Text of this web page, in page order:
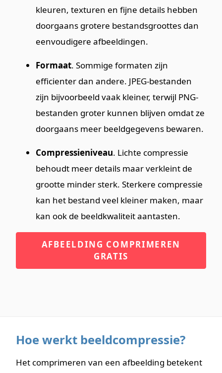
kleuren, texturen en fijne details hebben
doorgaans grotere bestandsgroottes dan
eenvoudigere afbeeldingen.
Formaat. Sommige formaten zijn
efficienter dan andere. JPEG-bestanden
zijn bijvoorbeeld vaak kleiner, terwijl PNG-
bestanden groter kunnen blijven omdat ze
doorgaans meer beeldgegevens bewaren.
Compressieniveau. Lichte compressie
behoudt meer details maar verkleint de
grootte minder sterk. Sterkere compressie
kan het bestand veel kleiner maken, maar
kan ook de beeldkwaliteit aantasten.
AFBEELDING COMPRIMEREN
GRATIS
Hoe werkt beeldcompressie?
Het comprimeren van een afbeelding betekent